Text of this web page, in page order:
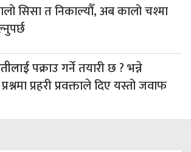
सिसा त निकाल्यौँ, अब कालो चश्मा
पक्राउ गर्ने तयारी छ ? भन्ने
प्रहरी प्रवक्ताले दिए यस्तो जवाफ